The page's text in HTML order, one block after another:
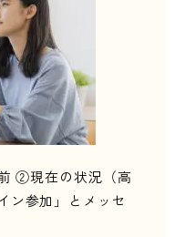
②現在の状況（高
ン参加」とメッセ